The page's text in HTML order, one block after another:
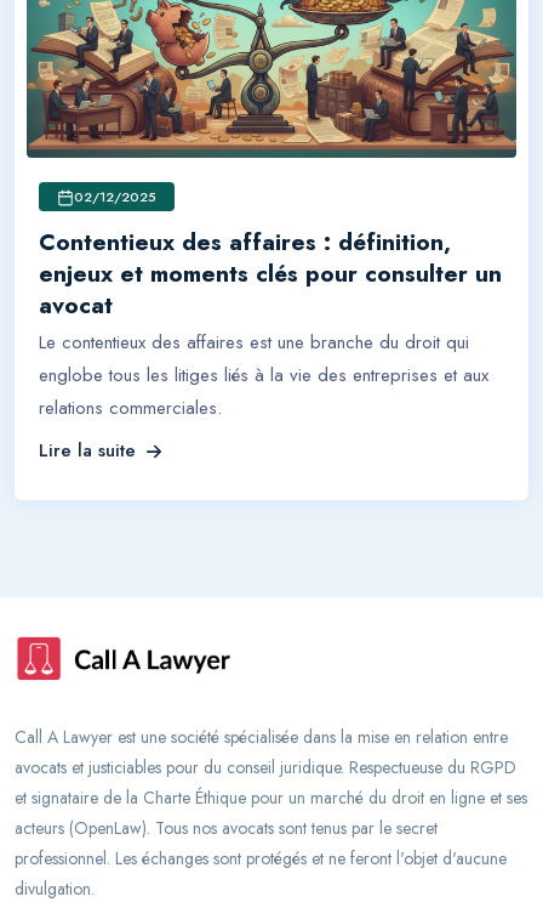
02/12/2025
Contentieux des affaires : définition,
enjeux et moments clés pour consulter un
avocat
Le contentieux des affaires est une branche du droit qui
englobe tous les litiges liés à la vie des entreprises et aux
relations commerciales.
Lire la suite
Call A Lawyer est une société spécialisée dans la mise en relation entre
avocats et justiciables pour du conseil juridique. Respectueuse du RGPD
et signataire de la Charte Éthique pour un marché du droit en ligne et ses
acteurs (OpenLaw). Tous nos avocats sont tenus par le secret
professionnel. Les échanges sont protégés et ne feront l'objet d'aucune
divulgation.